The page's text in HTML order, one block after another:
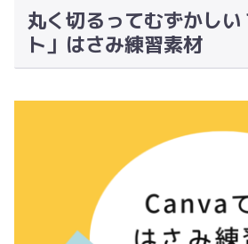
丸く切るってむずかしい
ト」はさみ練習素材